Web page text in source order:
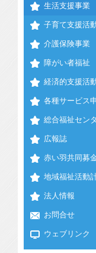
生活支援事業
子育て支援活
介護保険事業
障がい者福祉
経済的支援活
各種サービス
総合福祉セン
広報誌
赤い羽共同募
地域福祉活動
法人情報
お問合せ
ウェブリンク